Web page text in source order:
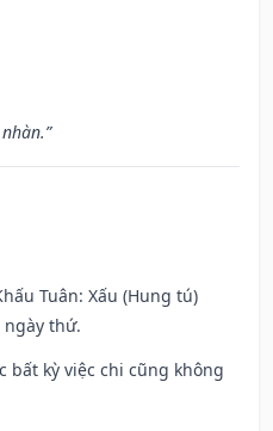
Tuân: Xấu (Hung tú)
thứ.
bất kỳ việc chi cũng không